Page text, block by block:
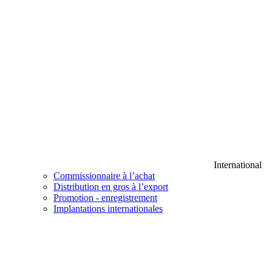
International
Commissionnaire à l’achat
Distribution en gros à l’export
Promotion - enregistrement
Implantations internationales